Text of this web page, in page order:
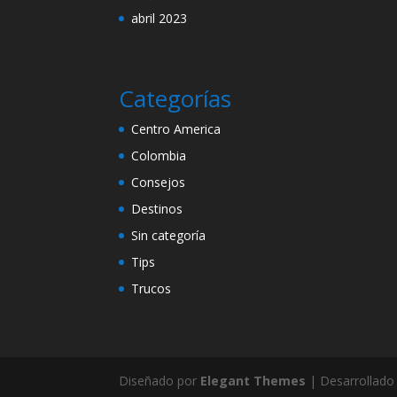
abril 2023
Categorías
Centro America
Colombia
Consejos
Destinos
Sin categoría
Tips
Trucos
Diseñado por Elegant Themes |